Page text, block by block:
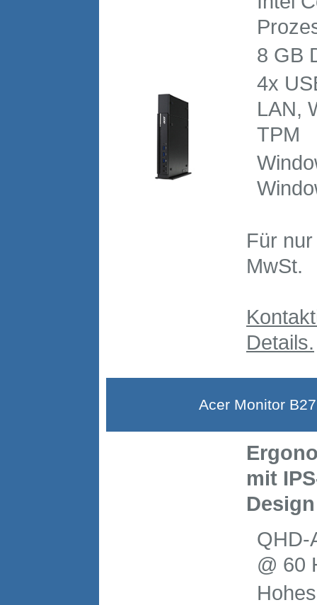
8 GB
4x
LAN,
TPM
Für
MwSt.
Details.
Acer Monitor
mit
Design
QHD-
@ 60